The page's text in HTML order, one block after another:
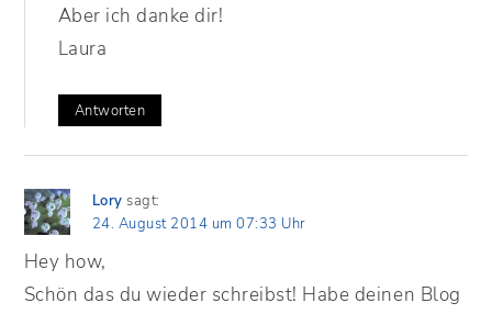
Aber ich danke dir!
Laura
Antworten
Lory sagt:
24. August 2014 um 07:33 Uhr
Hey how,
Schön das du wieder schreibst! Habe deinen Blog